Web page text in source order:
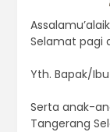
Selamat pagi
Yth. Bapak/
Serta anak-
Tangerang